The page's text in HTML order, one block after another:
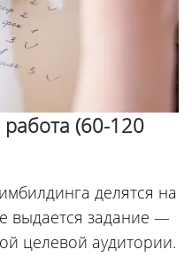
(60-120
делятся на
выдается задание —
целевой аудитории.